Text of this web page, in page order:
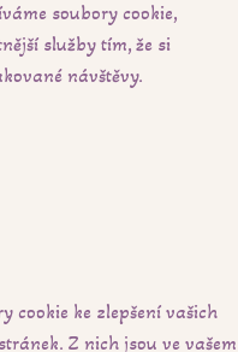
soubory cookie,
služby tím, že si
návštěvy.
cookie ke zlepšení vašich
Z nich jsou ve vašem